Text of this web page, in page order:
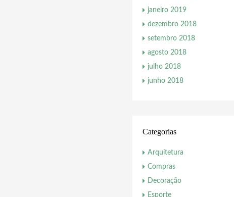
janeiro 2019
dezembro 2018
setembro 2018
agosto 2018
julho 2018
junho 2018
Categorias
Arquitetura
Compras
Decoração
Esporte